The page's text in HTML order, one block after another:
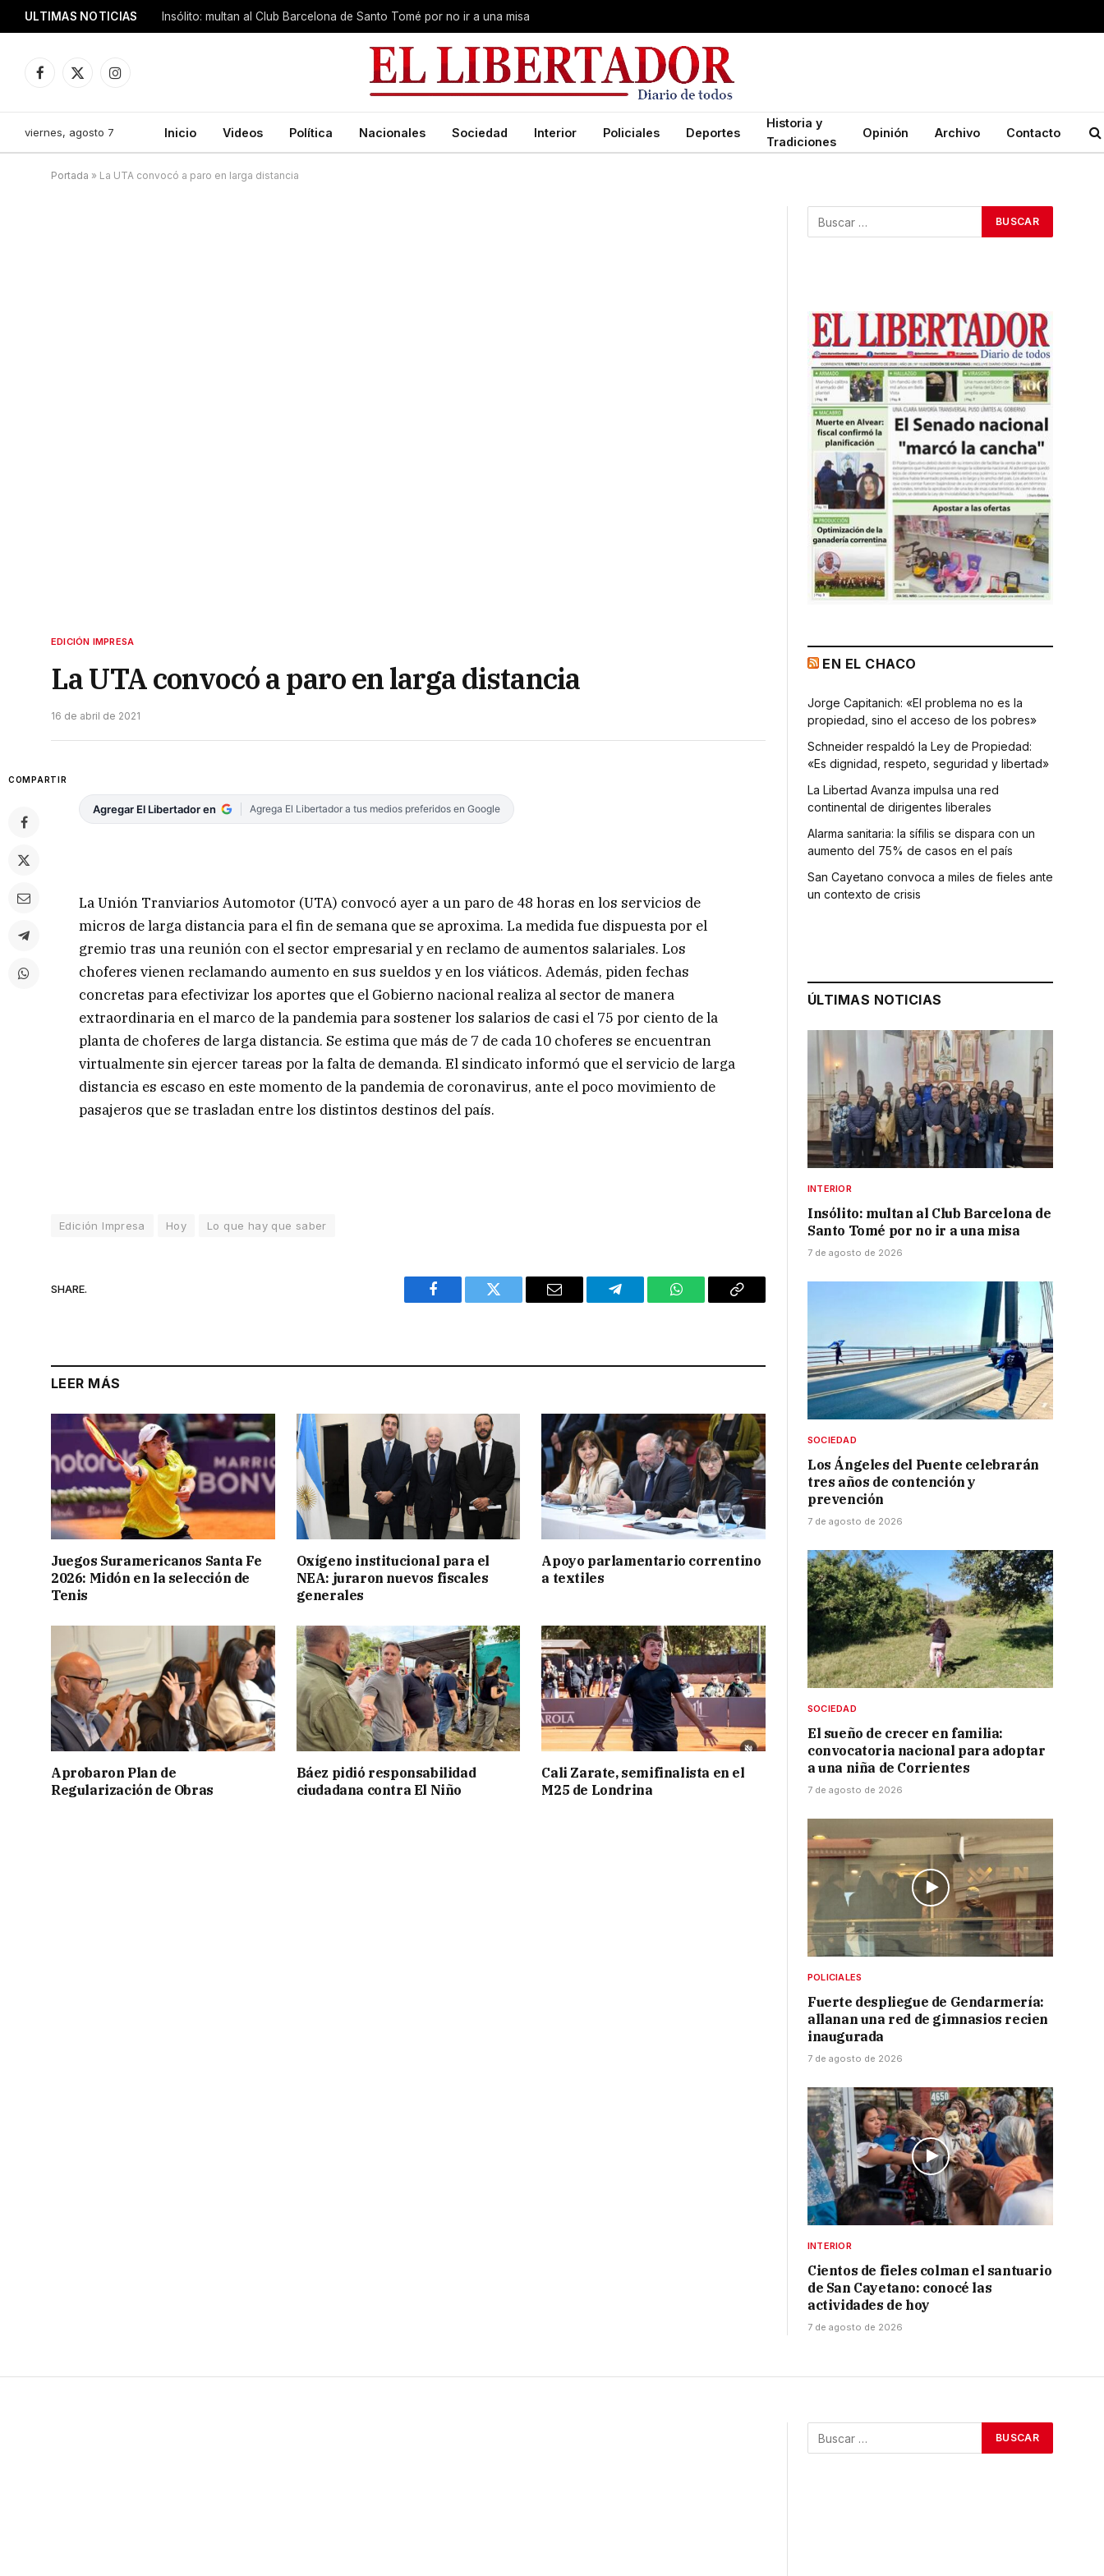
ULTIMAS NOTICIAS Insólito: multan al Club Barcelona de Santo Tomé por no ir a una misa
Facebook
X
Instagram
viernes, agosto 7 Inicio Videos Política Nacionales Sociedad Interior Policiales Deportes
Historia y
Tradiciones
Opinión Archivo Contacto
Portada » La UTA convocó a paro en larga distancia
EDICIÓN IMPRESA
La UTA convocó a paro en larga distancia
16 de abril de 2021
COMPARTIR
Agregar El Libertador en Agrega El Libertador a tus medios preferidos en Google
La Unión Tranviarios Automotor (UTA) convocó ayer a un paro de 48 horas en los servicios de
micros de larga distancia para el fin de semana que se aproxima. La medida fue dispuesta por el
gremio tras una reunión con el sector empresarial y en reclamo de aumentos salariales. Los
choferes vienen reclamando aumento en sus sueldos y en los viáticos. Además, piden fechas
concretas para efectivizar los aportes que el Gobierno nacional realiza al sector de manera
extraordinaria en el marco de la pandemia para sostener los salarios de casi el 75 por ciento de la
planta de choferes de larga distancia. Se estima que más de 7 de cada 10 choferes se encuentran
virtualmente sin ejercer tareas por la falta de demanda. El sindicato informó que el servicio de larga
distancia es escaso en este momento de la pandemia de coronavirus, ante el poco movimiento de
pasajeros que se trasladan entre los distintos destinos del país.
Edición Impresa Hoy Lo que hay que saber
SHARE.
Facebook Twitter Email Telegram WhatsAppCopy
LEER MÁS
Juegos Suramericanos Santa Fe
2026: Midón en la selección de
Tenis
Oxígeno institucional para el
NEA: juraron nuevos fiscales
generales
Apoyo parlamentario correntino
a textiles
Aprobaron Plan de
Regularización de Obras
Báez pidió responsabilidad
ciudadana contra El Niño
Cali Zarate, semifinalista en el
M25 de Londrina
EN EL CHACO
Jorge Capitanich: «El problema no es la
propiedad, sino el acceso de los pobres»
Schneider respaldó la Ley de Propiedad:
«Es dignidad, respeto, seguridad y libertad»
La Libertad Avanza impulsa una red
continental de dirigentes liberales
Alarma sanitaria: la sífilis se dispara con un
aumento del 75% de casos en el país
San Cayetano convoca a miles de fieles ante
un contexto de crisis
ÚLTIMAS NOTICIAS
INTERIOR
Insólito: multan al Club Barcelona de
Santo Tomé por no ir a una misa
7 de agosto de 2026
SOCIEDAD
Los Ángeles del Puente celebrarán
tres años de contención y
prevención
7 de agosto de 2026
SOCIEDAD
El sueño de crecer en familia:
convocatoria nacional para adoptar
a una niña de Corrientes
7 de agosto de 2026
POLICIALES
Fuerte despliegue de Gendarmería:
allanan una red de gimnasios recien
inaugurada
7 de agosto de 2026
INTERIOR
Cientos de fieles colman el santuario
de San Cayetano: conocé las
actividades de hoy
7 de agosto de 2026